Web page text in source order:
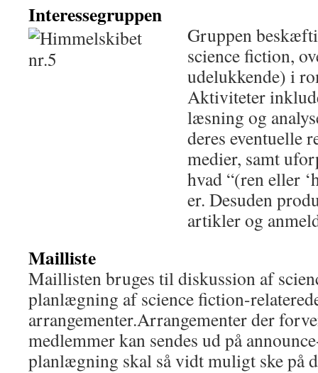
Interessegruppen
Gruppen
science fiction,
udelukkende) i
Aktiviteter
læsning og
deres eventuelle
medier, samt
hvad “(ren eller
er. Desuden
artikler og
Mailliste
Maillisten bruges til diskussion af
planlægning af science fiction-
arrangementer.Arrangementer der
medlemmer kan sendes ud på
planlægning skal så vidt muligt ske på